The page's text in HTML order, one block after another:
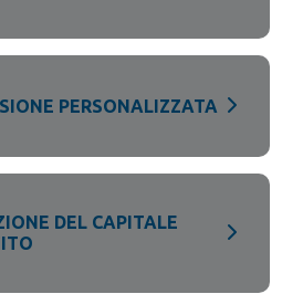
PERSONALIZZATA
DEL CAPITALE